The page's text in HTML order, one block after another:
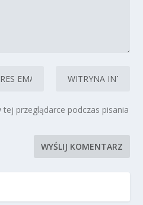
przeglądarce podczas pisania